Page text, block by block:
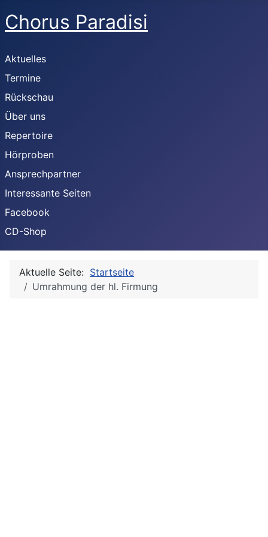
Chorus Paradisi
Aktuelles
Termine
Rückschau
Über uns
Repertoire
Hörproben
Ansprechpartner
Interessante Seiten
Facebook
CD-Shop
Aktuelle Seite: Startseite
Umrahmung der hl. Firmung